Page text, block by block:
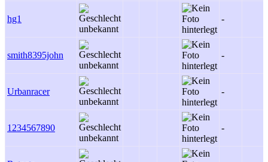
hg1 -
smith8395john -
Urbanracer -
1234567890 -